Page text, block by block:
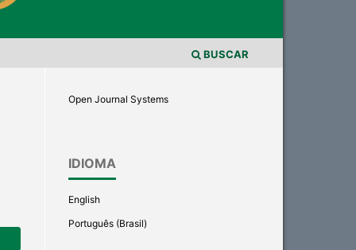
BUSCAR
Open Journal Systems
IDIOMA
English
Português (Brasil)